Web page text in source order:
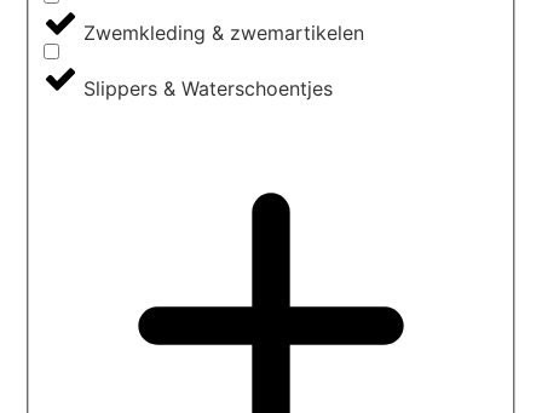
Zwemkleding & zwemartikelen
Slippers & Waterschoentjes